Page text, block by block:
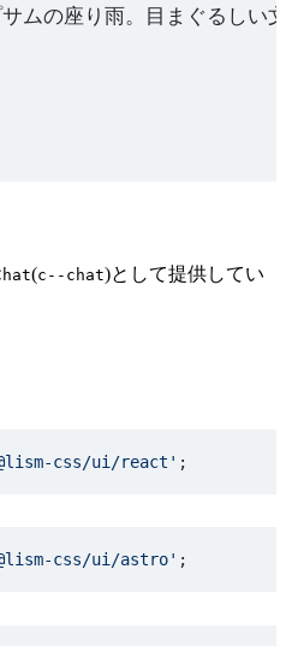
サムの座り雨。目まぐるし
(c--chat)として提供してい
css/ui/react' ;
css/ui/astro' ;